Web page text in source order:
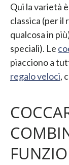
Qui la varietà
classica (per il
qualcosa in
speciali). Le
piacciono a
regalo veloci,